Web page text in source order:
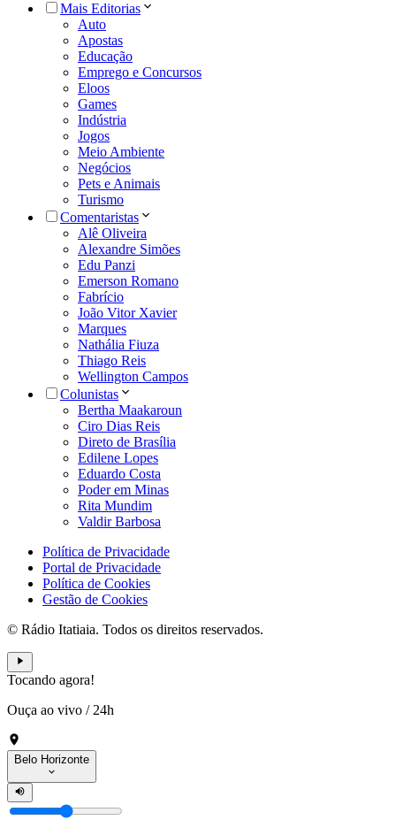
Mais Editorias
Auto
Apostas
Educação
Emprego e Concursos
Eloos
Games
Indústria
Jogos
Meio Ambiente
Negócios
Pets e Animais
Turismo
Comentaristas
Alê Oliveira
Alexandre Simões
Edu Panzi
Emerson Romano
Fabrício
João Vitor Xavier
Marques
Nathália Fiuza
Thiago Reis
Wellington Campos
Colunistas
Bertha Maakaroun
Ciro Dias Reis
Direto de Brasília
Edilene Lopes
Eduardo Costa
Poder em Minas
Rita Mundim
Valdir Barbosa
Política de Privacidade
Portal de Privacidade
Política de Cookies
Gestão de Cookies
© Rádio Itatiaia. Todos os direitos reservados.
Tocando agora!
Ouça ao vivo / 24h
Belo Horizonte